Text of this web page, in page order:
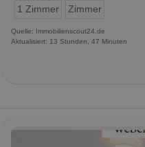
1 Zimmer
Zimmer
Quelle: Immobilienscout24.de
Aktualisiert: 13 Stunden, 47 Minuten